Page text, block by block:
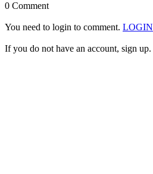
0 Comment
You need to login to comment. LOGIN
If you do not have an account, sign up.